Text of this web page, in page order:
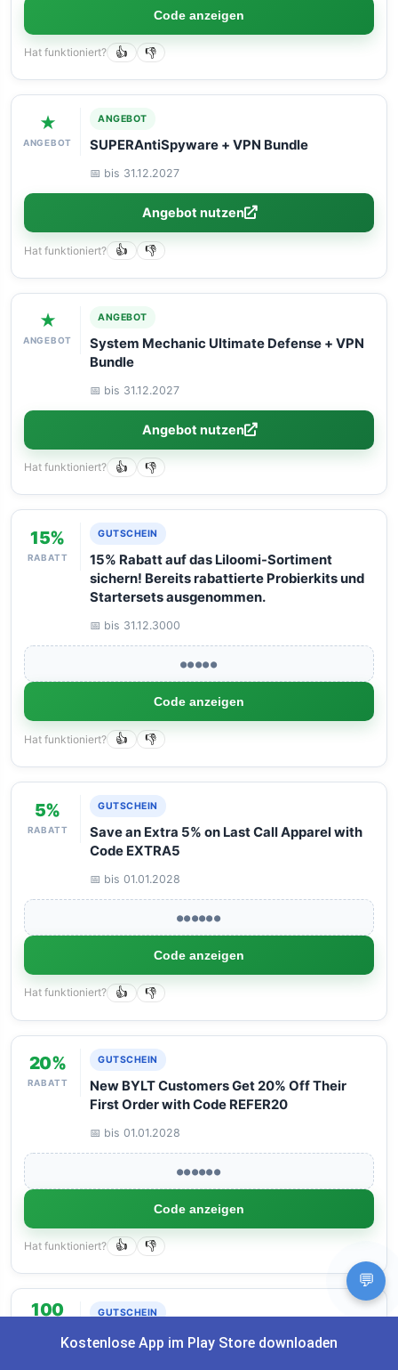
Code anzeigen
Hat funktioniert? 👍 👎
★
ANGEBOT
ANGEBOT
SUPERAntiSpyware + VPN Bundle
📅 bis 31.12.2027
Angebot nutzen
Hat funktioniert? 👍 👎
★
ANGEBOT
ANGEBOT
System Mechanic Ultimate Defense + VPN
Bundle
📅 bis 31.12.2027
Angebot nutzen
Hat funktioniert? 👍 👎
15%
RABATT
GUTSCHEIN
15% Rabatt auf das Liloomi-Sortiment
sichern! Bereits rabattierte Probierkits und
Startersets ausgenommen.
📅 bis 31.12.3000
●●●●●
Code anzeigen
Hat funktioniert? 👍 👎
5%
RABATT
GUTSCHEIN
Save an Extra 5% on Last Call Apparel with
Code EXTRA5
📅 bis 01.01.2028
●●●●●●
Code anzeigen
Hat funktioniert? 👍 👎
20%
RABATT
GUTSCHEIN
New BYLT Customers Get 20% Off Their
First Order with Code REFER20
📅 bis 01.01.2028
●●●●●●
Code anzeigen
Hat funktioniert? 👍 👎
100
SPAREN
GUTSCHEIN
Spare bis zu 100€ auf das Hochbeet-
💬
Kostenlose App im Play Store downloaden